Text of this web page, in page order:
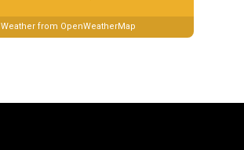
Weather from OpenWeatherMap